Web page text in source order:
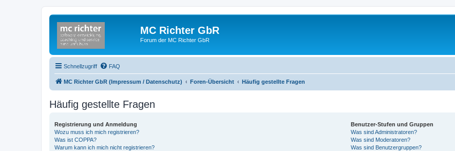
MC Richter GbR
Forum der MC Richter GbR
Schnellzugriff FAQ
MC Richter GbR (Impressum / Datenschutz) Foren-Übersicht Häufig gestellte Fragen
Häufig gestellte Fragen
Registrierung und Anmeldung
Wozu muss ich mich registrieren?
Was ist COPPA?
Warum kann ich mich nicht registrieren?
Benutzer-Stufen und Gruppen
Was sind Administratoren?
Was sind Moderatoren?
Was sind Benutzergruppen?